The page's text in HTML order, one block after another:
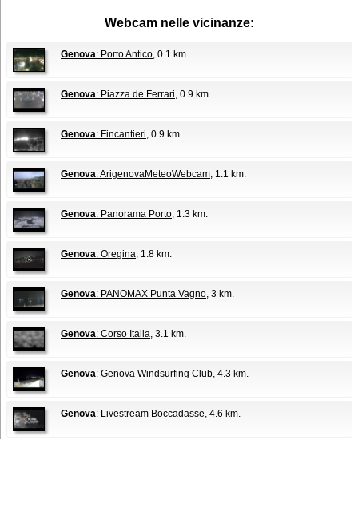
Webcam nelle vicinanze:
Genova: Porto Antico, 0.1 km.
Genova: Piazza de Ferrari, 0.9 km.
Genova: Fincantieri, 0.9 km.
Genova: ArigenovaMeteoWebcam, 1.1 km.
Genova: Panorama Porto, 1.3 km.
Genova: Oregina, 1.8 km.
Genova: PANOMAX Punta Vagno, 3 km.
Genova: Corso Italia, 3.1 km.
Genova: Genova Windsurfing Club, 4.3 km.
Genova: Livestream Boccadasse, 4.6 km.